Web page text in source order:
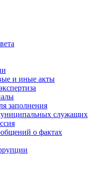
и иные акты
заполнения
служащих
о фактах